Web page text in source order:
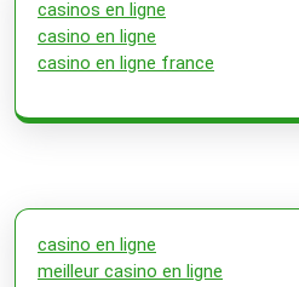
casinos en ligne
casino en ligne
casino en ligne france
casino en ligne
meilleur casino en ligne